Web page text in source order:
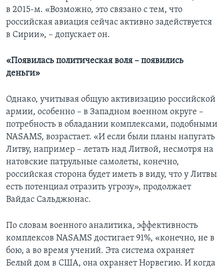
в 2015-м. «Возможно, это связано с тем, что
российская авиация сейчас активно задействуется
в Сирии», – допускает он.
«Появилась политическая воля – появились
деньги»
Однако, учитывая общую активизацию российской
армии, особенно – в Западном военном округе –
потребность в обладании комплексами, подобными
NASAMS, возрастает. «И если были планы напугать
Литву, например – летать над Литвой, несмотря на
натовские патрульные самолеты, конечно,
российская сторона будет иметь в виду, что у Литвы
есть потенциал отразить угрозу», продолжает
Вайдас Сальджюнас.
По словам военного аналитика, эффективность
комплексов NASAMS достигает 91%, «конечно, не в
бою, а во время учений. Эта система охраняет
Белый дом в США, она охраняет Норвегию. И когда